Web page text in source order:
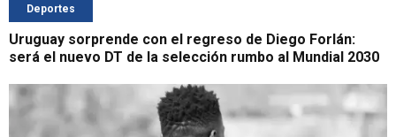
Deportes
Uruguay sorprende con el regreso de Diego Forlán:
será el nuevo DT de la selección rumbo al Mundial 2030